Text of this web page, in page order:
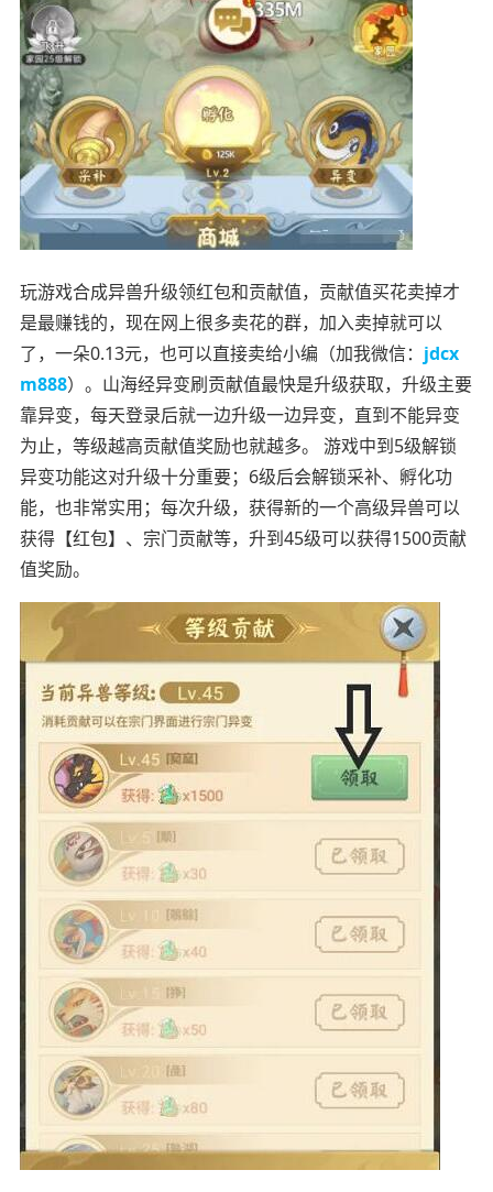
玩游戏合成异兽升级领红包和贡献值，贡献值买花卖掉才
是最赚钱的，现在网上很多卖花的群，加入卖掉就可以
了，一朵0.13元，也可以直接卖给小编（加我微信： jdcx
m888）。山海经异变刷贡献值最快是升级获取，升级主要
靠异变，每天登录后就一边升级一边异变，直到不能异变
为止，等级越高贡献值奖励也就越多。 游戏中到5级解锁
异变功能这对升级十分重要；6级后会解锁采补、孵化功
能，也非常实用；每次升级，获得新的一个高级异兽可以
获得【红包】、宗门贡献等，升到45级可以获得1500贡献
值奖励。